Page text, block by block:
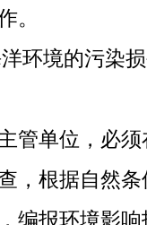
。
环境的污染
管单位，必
，根据自然
编报环境影